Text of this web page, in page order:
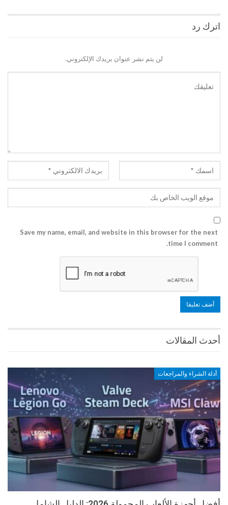
اترك رد
لن يتم نشر عنوان بريدك الإلكتروني.
Save my name, email, and website in this browser for the next
time I comment.
أحدث المقالات
أدلة الشراء والمراجعات